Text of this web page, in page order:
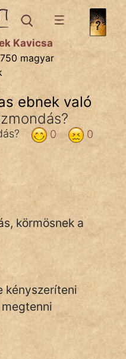
Kavicsa
750 magyar
ebnek való
0
0
körmösnek a
kényszeríteni